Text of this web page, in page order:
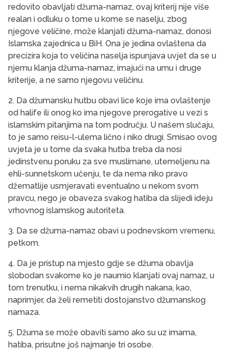
redovito obavljati džuma-namaz, ovaj kriterij nije više
realan i odluku o tome u kome se naselju, zbog
njegove veličine, može klanjati džuma-namaz, donosi
Islamska zajednica u BiH. Ona je jedina ovlaštena da
precizira koja to veličina naselja ispunjava uvjet da se u
njemu klanja džuma-namaz, imajući na umu i druge
kriterije, a ne samo njegovu veličinu.
2. Da džumansku hutbu obavi lice koje ima ovlaštenje
od halife ili onog ko ima njegove prerogative u vezi s
islamskim pitanjima na tom području. U našem slučaju,
to je samo reisu-l-ulema lično i niko drugi. Smisao ovog
uvjeta je u tome da svaka hutba treba da nosi
jedinstvenu poruku za sve muslimane, utemeljenu na
ehli-sunnetskom učenju, te da nema niko pravo
džematlije usmjeravati eventualno u nekom svom
pravcu, nego je obaveza svakog hatiba da slijedi ideju
vrhovnog islamskog autoriteta.
3. Da se džuma-namaz obavi u podnevskom vremenu,
petkom.
4. Da je pristup na mjesto gdje se džuma obavlja
slobodan svakome ko je naumio klanjati ovaj namaz, u
tom trenutku, i nema nikakvih drugih nakana, kao,
naprimjer, da želi remetiti dostojanstvo džumanskog
namaza.
5. Džuma se može obaviti samo ako su uz imama,
hatiba, prisutne još najmanje tri osobe.